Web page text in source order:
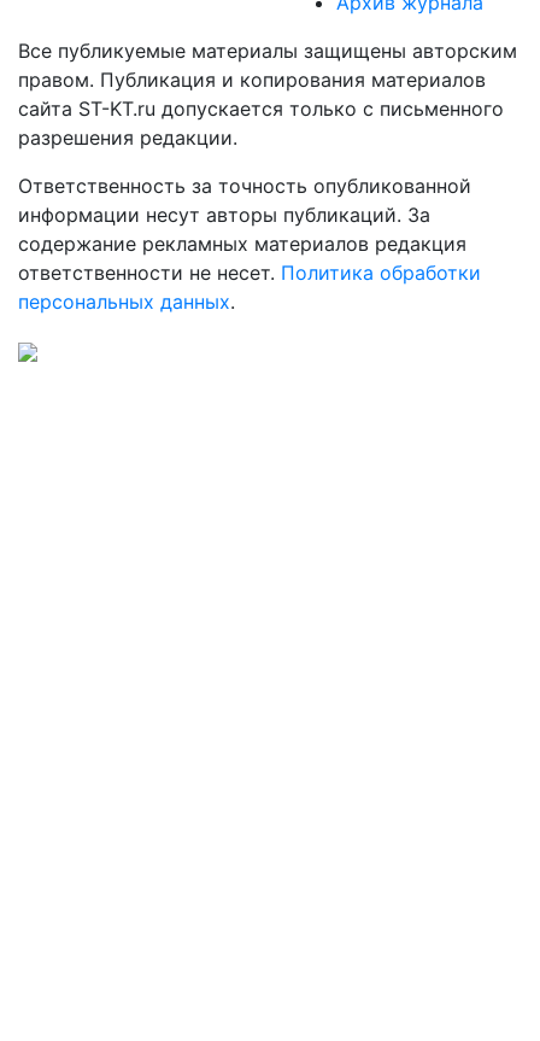
Все публикуемые материалы защищены авторским
правом. Публикация и копирования материалов
сайта ST-KT.ru допускается только с письменного
разрешения редакции.
Ответственность за точность опубликованной
информации несут авторы публикаций. За
содержание рекламных материалов редакция
ответственности не несет. Политика обработки
персональных данных.